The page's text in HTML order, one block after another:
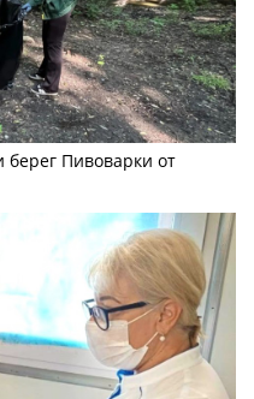
берег Пивоварки от